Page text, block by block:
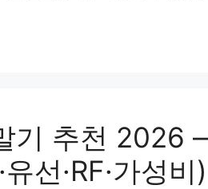
기 추천 2026
선·RF·가성비)